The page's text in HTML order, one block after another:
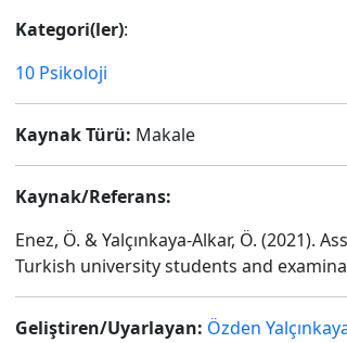
Kategori(ler):
10 Psikoloji
Kaynak Türü: Makale
Kaynak/Referans:
Enez, Ö. & Yalçınkaya-Alkar, Ö.
Turkish university students and
Geliştiren/Uyarlayan: Özden